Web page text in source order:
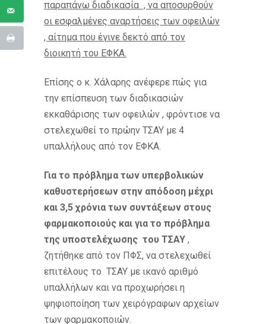
παραπάνω διαδικασία , να αποσυρθούν
οι εσφαλμένες αναρτήσεις των οφειλών
, αίτημα που έγινε δεκτό από τον
διοικητή του ΕΦΚΑ.
Επίσης ο κ. Χάλαρης ανέφερε πώς για
την επίσπευση των διαδικασιών
εκκαθάρισης των οφειλών , φρόντισε να
στελεχωθεί το πρώην ΤΣΑΥ με 4
υπαλλήλους από τον ΕΦΚΑ.
Για το πρόβλημα των υπερβολικών
καθυστερήσεων στην απόδοση μέχρι
και 3,5 χρόνια των συντάξεων στους
φαρμακοποιούς και για το πρόβλημα
της υποστελέχωσης του ΤΣΑΥ ,
ζητήθηκε από τον ΠΦΣ, να στελεχωθεί
επιτέλους το ΤΣΑΥ με ικανό αριθμό
υπαλλήλων και να προχωρήσει η
ψηφιοποίηση των χειρόγραφων αρχείων
των φαρμακοποιών.